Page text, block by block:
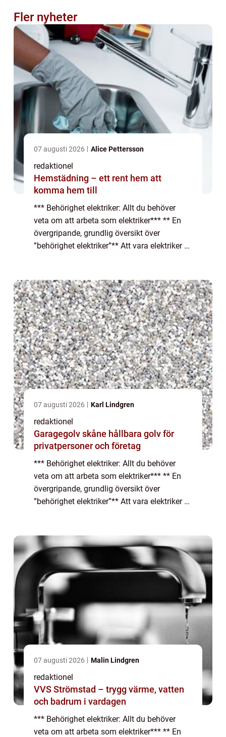
Fler nyheter
07 augusti 2026 Alice Pettersson
redaktionel
Hemstädning – ett rent hem att
komma hem till
*** Behörighet elektriker: Allt du behöver
veta om att arbeta som elektriker*** ** En
övergripande, grundlig översikt över
”behörighet elektriker”** Att vara elektriker är
07 augusti 2026 Karl Lindgren
redaktionel
Garagegolv skåne hållbara golv för
privatpersoner och företag
*** Behörighet elektriker: Allt du behöver
veta om att arbeta som elektriker*** ** En
övergripande, grundlig översikt över
”behörighet elektriker”** Att vara elektriker är
07 augusti 2026 Malin Lindgren
redaktionel
VVS Strömstad – trygg värme, vatten
och badrum i vardagen
*** Behörighet elektriker: Allt du behöver
veta om att arbeta som elektriker*** ** En